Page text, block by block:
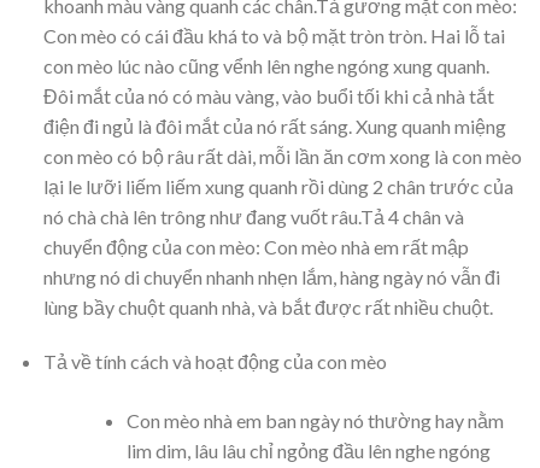
khoanh màu vàng quanh các chân.Tả gương mặt con mèo:
Con mèo có cái đầu khá to và bộ mặt tròn tròn. Hai lỗ tai
con mèo lúc nào cũng vểnh lên nghe ngóng xung quanh.
Đôi mắt của nó có màu vàng, vào buổi tối khi cả nhà tắt
điện đi ngủ là đôi mắt của nó rất sáng. Xung quanh miệng
con mèo có bộ râu rất dài, mỗi lần ăn cơm xong là con mèo
lại le lưỡi liếm liếm xung quanh rồi dùng 2 chân trước của
nó chà chà lên trông như đang vuốt râu.Tả 4 chân và
chuyển động của con mèo: Con mèo nhà em rất mập
nhưng nó di chuyển nhanh nhẹn lắm, hàng ngày nó vẫn đi
lùng bầy chuột quanh nhà, và bắt được rất nhiều chuột.
Tả về tính cách và hoạt động của con mèo
Con mèo nhà em ban ngày nó thường hay nằm
lim dim, lâu lâu chỉ ngỏng đầu lên nghe ngóng